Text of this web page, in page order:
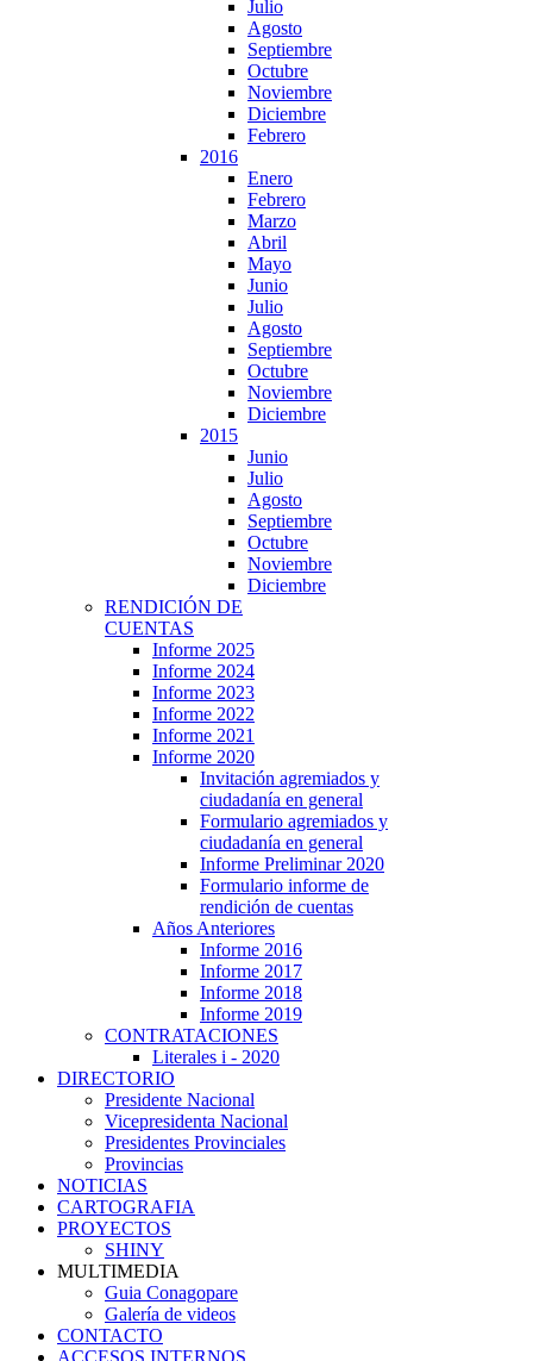
Julio
Agosto
Septiembre
Octubre
Noviembre
Diciembre
Febrero
2016
Enero
Febrero
Marzo
Abril
Mayo
Junio
Julio
Agosto
Septiembre
Octubre
Noviembre
Diciembre
2015
Junio
Julio
Agosto
Septiembre
Octubre
Noviembre
Diciembre
RENDICIÓN DE
CUENTAS
Informe 2025
Informe 2024
Informe 2023
Informe 2022
Informe 2021
Informe 2020
Invitación agremiados y
ciudadanía en general
Formulario agremiados y
ciudadanía en general
Informe Preliminar 2020
Formulario informe de
rendición de cuentas
Años Anteriores
Informe 2016
Informe 2017
Informe 2018
Informe 2019
CONTRATACIONES
Literales i - 2020
DIRECTORIO
Presidente Nacional
Vicepresidenta Nacional
Presidentes Provinciales
Provincias
NOTICIAS
CARTOGRAFIA
PROYECTOS
SHINY
MULTIMEDIA
Guia Conagopare
Galería de videos
CONTACTO
ACCESOS INTERNOS